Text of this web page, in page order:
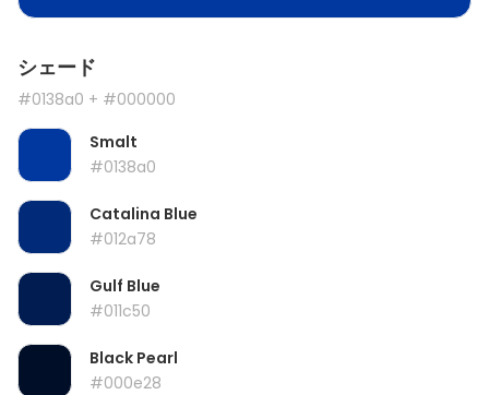
シェード
#0138a0 + #000000
Smalt
#0138a0
Catalina Blue
#012a78
Gulf Blue
#011c50
Black Pearl
#000e28